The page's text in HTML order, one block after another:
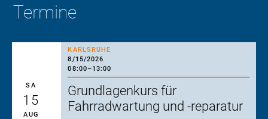
Termine
KARLSRUHE
8/15/2026
08:00–13:00
SA
15
AUG
Grundlagenkurs für
Fahrradwartung und -reparatur